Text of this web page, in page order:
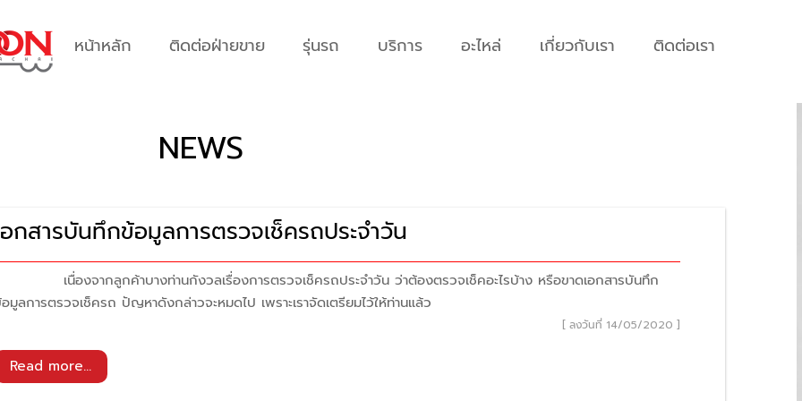
หน้าหลัก ติดต่อฝ่ายขาย รุ่นรถ บริการ อะไหล่ เกี่ยวกับเรา ติดต่อเรา
NEWS
กสารบันทึกข้อมูลการตรวจเช็ครถประจำวัน
องจากลูกค้าบางท่านกังวลเรื่องการตรวจเช็ครถประจำวัน ว่าต้องตรวจเช็คอะไรบ้าง หรือขาดเอกสารบันทึก
มูลการตรวจเช็ครถ ปัญหาดังกล่าวจะหมดไป เพราะเราจัดเตรียมไว้ให้ท่านแล้ว
[ ลงวันที่ 14/05/2020 ]